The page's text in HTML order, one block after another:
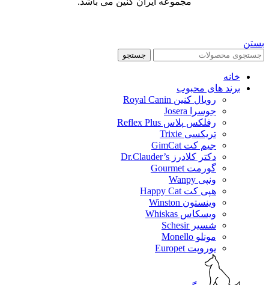
بستن
جستجو
خانه
برند های محبوب
رویال کنین Royal Canin
جوسرا Josera
رفلکس پلاس Reflex Plus
تریکسی Trixie
جیم کت GimCat
دکتر کلادرز Dr.Clauder’s
گورمت Gourmet
ونپی Wanpy
هپی کت Happy Cat
وینستون Winston
ویسکاس Whiskas
شسیر Schesir
مونلو Monello
یوروپت Europet